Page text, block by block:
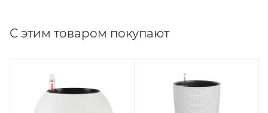
С этим товаром покупают